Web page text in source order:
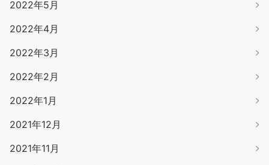
2022年5月
2022年4月
2022年3月
2022年2月
2022年1月
2021年12月
2021年11月